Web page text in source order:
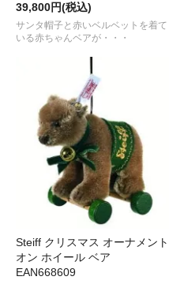
39,800円(税込)
サンタ帽子と赤いベルベットを着て
いる赤ちゃんベアが・・・
Steiff クリスマス オーナメント
オン ホイール ベア
EAN668609